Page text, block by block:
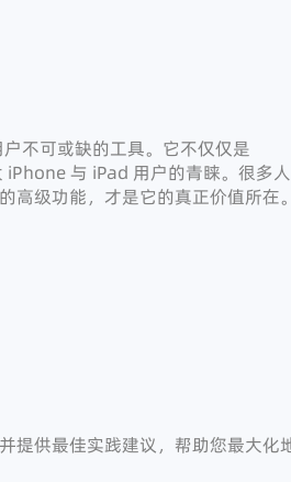
不可或缺的工具。它不仅仅是
与 iPad 用户的青睐。很多人
高级功能，才是它的真正价值所在
提供最佳实践建议，帮助您最大化